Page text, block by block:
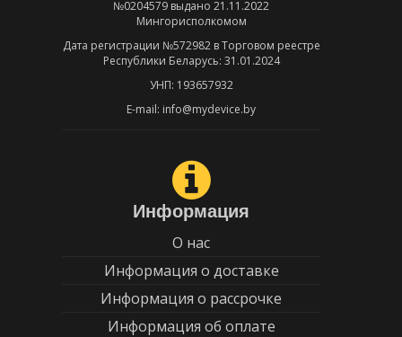
№0204579 выдано 21.11.2022
Мингорисполкомом
Дата регистрации №572982 в Торговом реестре
Республики Беларусь: 31.01.2024
УНП: 193657932
E-mail: info@mydevice.by
Информация
О нас
Информация о доставке
Информация о рассрочке
Информация об оплате